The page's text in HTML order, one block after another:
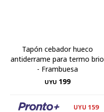
Tapón cebador hueco
antiderrame para termo brio
- Frambuesa
UYU 199
UYU 159